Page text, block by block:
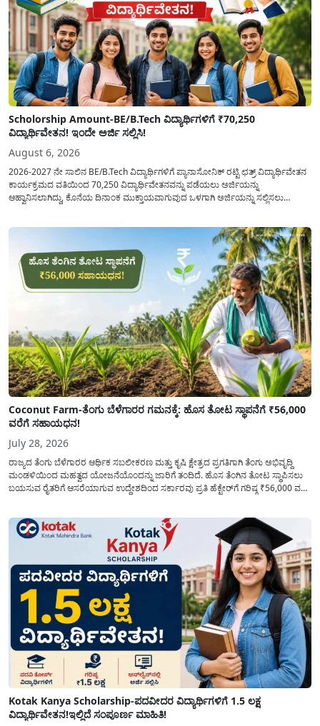
Scholorship Amount-BE/B.Tech ವಿದ್ಯಾರ್ಥಿಗಳಿಗೆ ₹70,250
ವಿದ್ಯಾರ್ಥಿವೇತನ! ಇಂದೇ ಅರ್ಜಿ ಸಲ್ಲಿಸಿ!
August 6, 2026
2026-2027 ನೇ ಸಾಲಿನ BE/B.Tech ವಿದ್ಯಾರ್ಥಿಗಳಿಗೆ ಪ್ಯಾನಾಸೋನಿಕ್ ರಟ್ಟಿ ಛತ್ರ್ ವಿದ್ಯಾರ್ಥಿವೇತನ
ಕಾರ್ಯಕ್ರಮದ ವತಿಯಿಂದ 70,250 ವಿದ್ಯಾರ್ಥಿವೇತನವನ್ನು ಪಡೆಯಲು ಅರ್ಜಿಯನ್ನು
ಆಹ್ವಾನಿಸಲಾಗಿದ್ದು, ಕೊನೆಯ ದಿನಾಂಕ ಮುಕ್ತಾಯವಾಗುವುದ ಒಳಗಾಗಿ ಅರ್ಜಿಯನ್ನು ಸಲ್ಲಿಸಲು
Coconut Farm-ತೆಂಗು ಬೆಳೆಗಾರರ ಗಮನಕ್ಕೆ: ಹೊಸ ತೋಟ ಸ್ಥಾಪನೆಗೆ ₹56,000
ವರೆಗೆ ಸಹಾಯಧನ!
July 28, 2026
ರಾಜ್ಯದ ತೆಂಗು ಬೆಳೆಗಾರರ ಆರ್ಥಿಕ ಸಬಲೀಕರಣ ಮತ್ತು ಕೃಷಿ ಕ್ಷೇತ್ರದ ಪ್ರಗತಿಗಾಗಿ ತೆಂಗು ಅಭಿವೃದ್ದಿ
ಮಂಡಳಿಯಿಂದ ಮಹತ್ವದ ಯೋಜನೆಯೊಂದನ್ನು ಜಾರಿಗೆ ತಂದಿದೆ. ಹೊಸ ತೆಂಗಿನ ತೋಟ ಸ್ಥಾಪಿಸಲು
ಬಯಸುವ ರೈತರಿಗೆ ಆಸರೆಯಾಗುವ ಉದ್ದೇಶದಿಂದ ಸರ್ಕಾರವು ಪ್ರತಿ ಹೆಕ್ಟೇರ್‌ಗೆ ಗರಿಷ್ಠ ₹56,000 ವರೆಗೆ
Kotak Kanya Scholarship-ಪದವೀದರ ವಿದ್ಯಾರ್ಥಿಗಳಿಗೆ 1.5 ಲಕ್ಷ
ವಿದ್ಯಾರ್ಥಿವೇತನ!ಇಲ್ಲಿದೆ ಸಂಪೂರ್ಣ ಮಾಹಿತಿ!